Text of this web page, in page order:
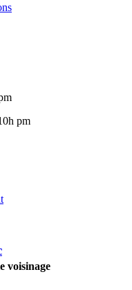
pm
voisinage